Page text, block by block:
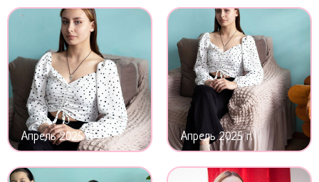
Апрель 2025 г. Апрель 2025 г.